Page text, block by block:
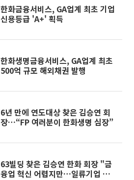
한화금융서비스, GA업계 최초 기업
신용등급 'A+' 획득
한화생명금융서비스, GA업계 최초
500억 규모 해외채권 발행
6년 만에 연도대상 찾은 김승연 회
장…“FP 여러분이 한화생명 심장”
63빌딩 찾은 김승연 한화 회장 "금
융업 혁신 어렵지만…일류기업 도약